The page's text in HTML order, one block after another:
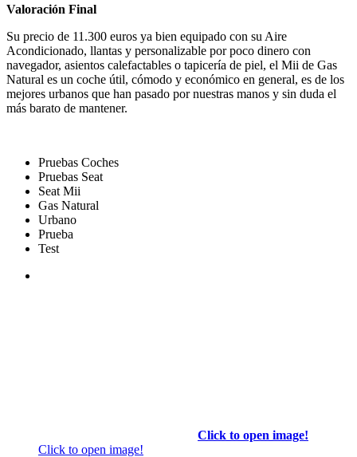
Valoración Final
Su precio de 11.300 euros ya bien equipado con su Aire
Acondicionado, llantas y personalizable por poco dinero con
navegador, asientos calefactables o tapicería de piel, el Mii de Gas
Natural es un coche útil, cómodo y económico en general, es de los
mejores urbanos que han pasado por nuestras manos y sin duda el
más barato de mantener.
Pruebas Coches
Pruebas Seat
Seat Mii
Gas Natural
Urbano
Prueba
Test
Click to open image!
Click to open image!